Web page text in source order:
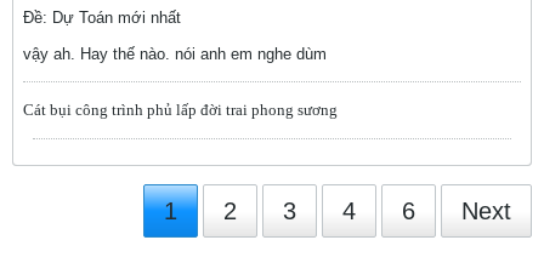
Ðề: Dự Toán mới nhất
vậy ah. Hay thế nào. nói anh em nghe dùm
Cát bụi công trình phủ lấp đời trai phong sương
1 2 3 4 6 Next